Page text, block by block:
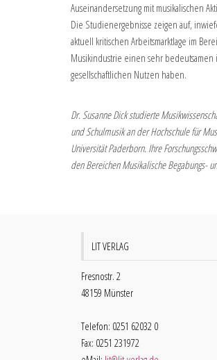
Auseinandersetzung mit musikalischen
Die Studienergebnisse zeigen auf,
aktuell kritischen Arbeitsmarktlage im
Musikindustrie einen sehr
gesellschaftlichen Nutzen haben.
Dr. Susanne Dick studierte
und Schulmusik an der Hochschule für
Universität Paderborn. Ihre
den Bereichen Musikalische Begabungs-
LIT VERLAG
Fresnostr. 2
48159 Münster
Telefon: 0251 62032 0
Fax: 0251 231972